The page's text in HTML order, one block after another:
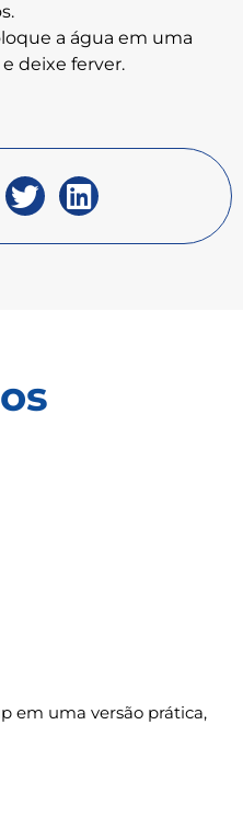
a água em uma
deixe ferver.
em uma versão prática,